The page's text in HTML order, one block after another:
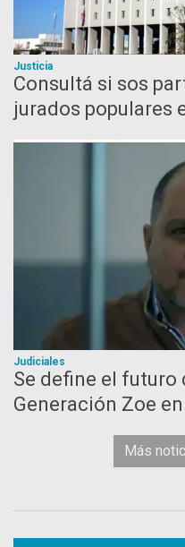
Justicia
Consultá si sos
jurados populares
Judiciales
Se define el
Generación Zoe
Más